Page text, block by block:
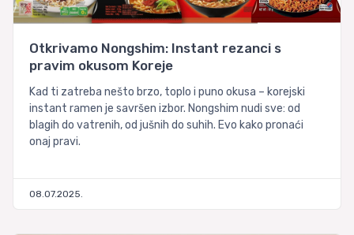
Otkrivamo Nongshim: Instant rezanci s
pravim okusom Koreje
Kad ti zatreba nešto brzo, toplo i puno okusa – korejski
instant ramen je savršen izbor. Nongshim nudi sve: od
blagih do vatrenih, od jušnih do suhih. Evo kako pronaći
onaj pravi.
08.07.2025.